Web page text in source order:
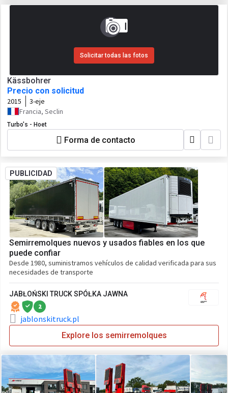
Solicitar todas las fotos
Kässbohrer
Precio con solicitud
2015
3-eje
Francia, Seclin
Turbo's - Hoet
Forma de contacto
PUBLICIDAD
Semirremolques nuevos y usados fiables en los que
puede confiar
Desde 1980, suministramos vehículos de calidad verificada para sus
necesidades de transporte
JABŁOŃSKI TRUCK SPÓŁKA JAWNA
2
jablonskitruck.pl
Explore los semirremolques